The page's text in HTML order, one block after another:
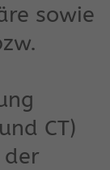
sowie
CT)